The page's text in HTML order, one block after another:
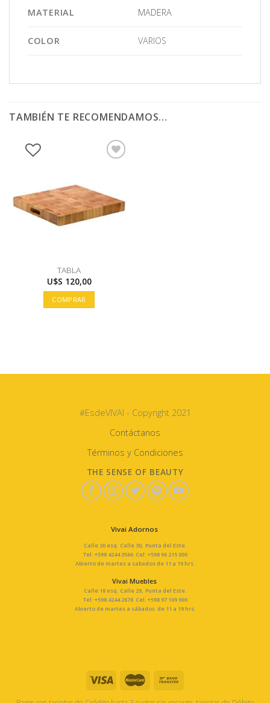
MATERIAL MADERA
COLOR VARIOS
TAMBIÉN TE RECOMENDAMOS…
TABLA
U$S 120,00
COMPRAR
#EsdeVIVAI - Copyright 2021
Contáctanos
Términos y Condiciones
THE SENSE OF BEAUTY
Vivai Adornos
Calle 20 esq. Calle 30, Punta del Este.
Tel: +598 4244 3566 Cel: +598 96 215 000
Abierto de martes a sabados de 11 a 19 hrs.
Vivai Muebles
Calle 18 esq. Calle 29, Punta del Este.
Tel: +598 4244 2678 Cel: +598 97 109 900
Abierto de martes a sábados de 11 a 19 hrs.